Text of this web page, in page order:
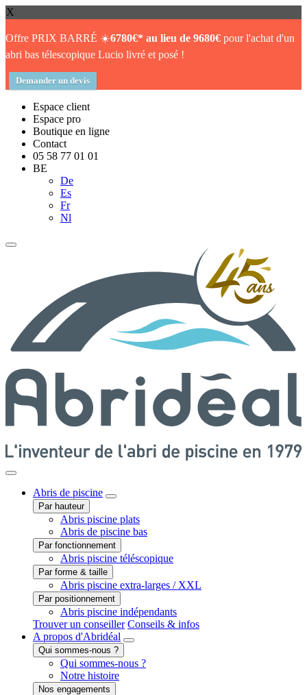
X
Offre PRIX BARRÉ ☀️6780€* au lieu de 9680€ pour l'achat d'un
abri bas télescopique Lucio livré et posé !
Demander un devis
Espace client
Espace pro
Boutique en ligne
Contact
05 58 77 01 01
BE
De
Es
Fr
Nl
Abris de piscine
Par hauteur
Abris piscine plats
Abris de piscine bas
Par fonctionnement
Abris piscine téléscopique
Par forme & taille
Abris piscine extra-larges / XXL
Par positionnement
Abris piscine indépendants
Trouver un conseiller Conseils & infos
A propos d'Abridéal
Qui sommes-nous ?
Qui sommes-nous ?
Notre histoire
Nos engagements